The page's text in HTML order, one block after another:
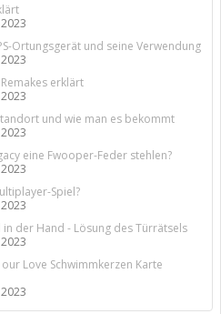
Ortungsgerät und seine Verwendung
erklärt
und wie man es bekommt
eine Fwooper-Feder stehlen?
Spiel?
in der Hand - Lösung des Türrätsels
Love Schwimmkerzen Karte